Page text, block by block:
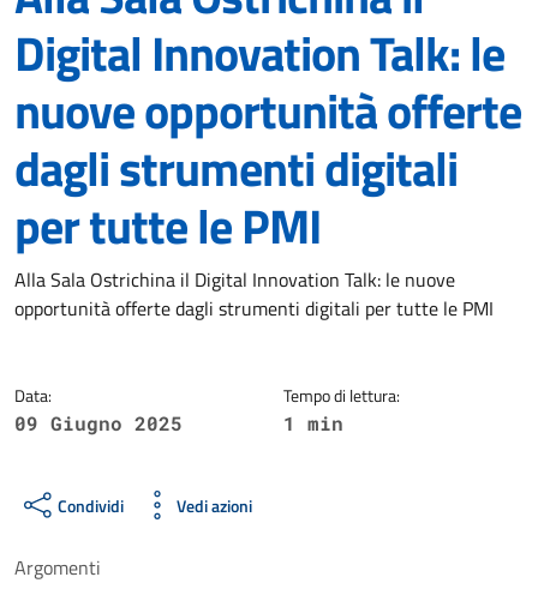
Digital Innovation Talk: le
nuove opportunità offerte
dagli strumenti digitali
per tutte le PMI
Dettagli della notizia
Alla Sala Ostrichina il Digital Innovation Talk: le nuove
opportunità offerte dagli strumenti digitali per tutte le PMI
Data:
09 Giugno 2025
Tempo di lettura:
1 min
Condividi Vedi azioni
Argomenti